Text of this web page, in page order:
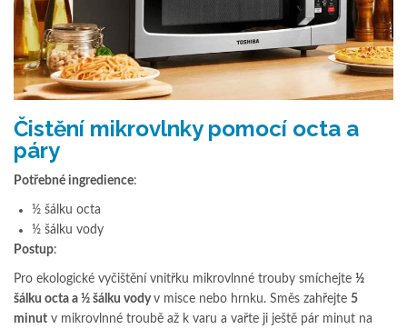
Čistění mikrovlnky pomocí octa a
páry
Potřebné ingredience:
½ šálku octa
½ šálku vody
Postup:
Pro ekologické vyčištění vnitřku mikrovlnné trouby smíchejte ½
šálku octa a ½ šálku vodyv misce nebo hrnku. Směs zahřejte 5
minut v mikrovlnné troubě až k varu a vařte ji ještě pár minut na